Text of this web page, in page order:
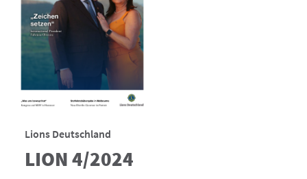
Lions Deutschland
LION 4/2024